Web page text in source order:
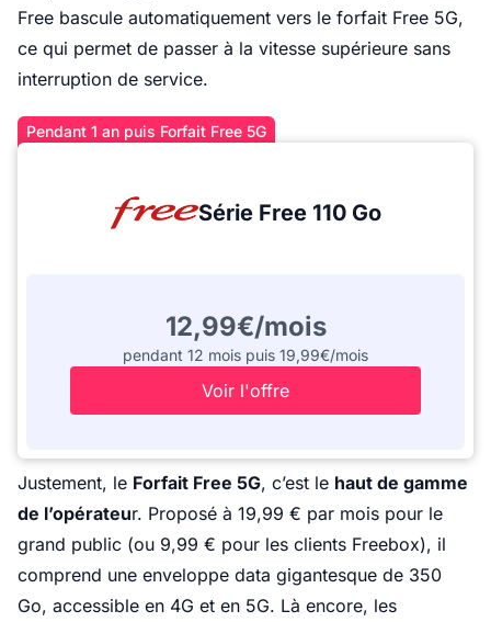
Free bascule automatiquement vers le forfait Free 5G,
ce qui permet de passer à la vitesse supérieure sans
interruption de service.
Pendant 1 an puis Forfait Free 5G
Série Free 110 Go
12,99€/mois
pendant 12 mois puis 19,99€/mois
Voir l'offre
Justement, le Forfait Free 5G, c’est le haut de gamme
de l’opérateur. Proposé à 19,99 € par mois pour le
grand public (ou 9,99 € pour les clients Freebox), il
comprend une enveloppe data gigantesque de 350
Go, accessible en 4G et en 5G. Là encore, les